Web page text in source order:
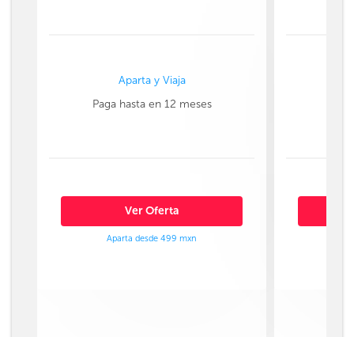
Aparta y Viaja
Paga hasta en 12 meses
Ver Oferta
Aparta desde 499 mxn